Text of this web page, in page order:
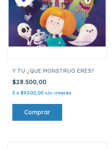
Y TU ¿QUE MONSTRUO ERES?
$28.500,00
3 x $9.500,00 sin interés